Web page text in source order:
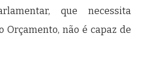
que necessita
Orçamento, não é capaz de